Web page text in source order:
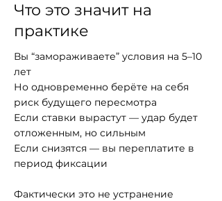
Что это значит на
практике
Вы “замораживаете” условия на 5–10
лет
Но одновременно берёте на себя
риск будущего пересмотра
Если ставки вырастут — удар будет
отложенным, но сильным
Если снизятся — вы переплатите в
период фиксации
Фактически это не устранение